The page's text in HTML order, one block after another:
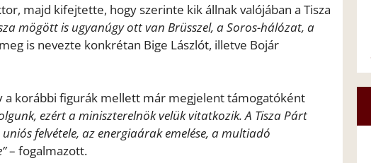
majd kifejtette, hogy szerinte kik állnak valójában a Tisza
mögött is ugyanúgy ott van Brüsszel, a Soros-hálózat, a
is nevezte konkrétan Bige Lászlót, illetve Bojár
a korábbi figurák mellett már megjelent támogatóként
ezért a miniszterelnök velük vitatkozik. A Tisza Párt
felvétele, az energiaárak emelése, a multiadó
– fogalmazott.